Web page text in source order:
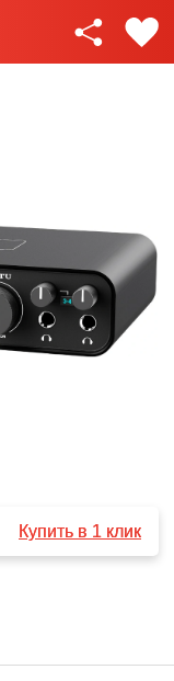
Купить в 1 клик